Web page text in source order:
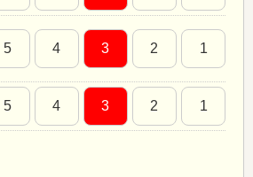
5 4 3 2 1
5 4 3 2 1